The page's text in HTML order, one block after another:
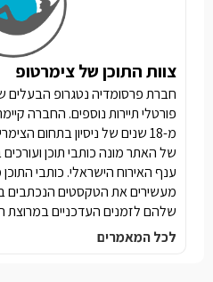
צוות התוכן של צימרטופ
חברת פרסומדיה נטגרופ
מ-18 שנים של ניסיון בתחום
של האתר מונה כותבי תוכן ועורכים
ענף האירוח הישראלי. כותבי
מעשירים את הטקסטים הנכתבים
שלהם לזמנים העדכניים במרוצת
לכל המאמרים